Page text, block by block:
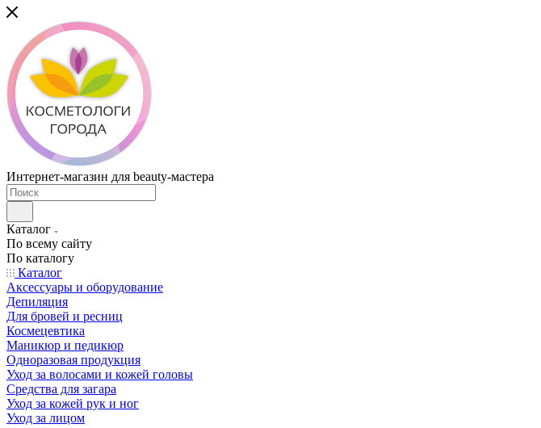
Интернет-магазин для beauty-мастера
Каталог
По всему сайту
По каталогу
Каталог
Аксессуары и оборудование
Депиляция
Для бровей и ресниц
Космецевтика
Маникюр и педикюр
Одноразовая продукция
Уход за волосами и кожей головы
Средства для загара
Уход за кожей рук и ног
Уход за лицом